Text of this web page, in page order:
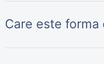
Care este forma